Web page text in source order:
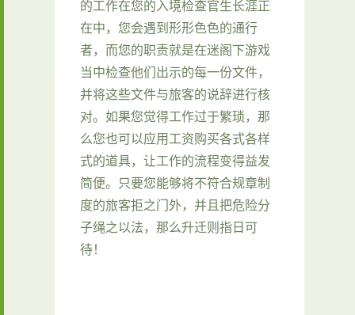
的工作在您的入境检查官生长涯正
在中，您会遇到形形色色的通行
者，而您的职责就是在迷阁下游戏
当中检查他们出示的每一份文件，
并将这些文件与旅客的说辞进行核
对。如果您觉得工作过于繁琐，那
么您也可以应用工资购买各式各样
式的道具，让工作的流程变得益发
简便。只要您能够将不符合规章制
度的旅客拒之门外，并且把危险分
子绳之以法，那么升迁则指日可
待！